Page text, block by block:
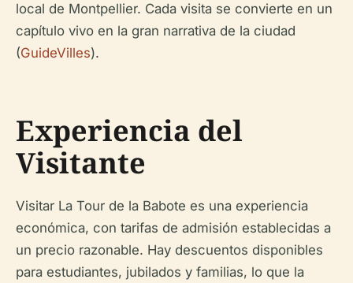
local de Montpellier. Cada visita se convierte en un
capítulo vivo en la gran narrativa de la ciudad
(GuideVilles).
Experiencia del
Visitante
Visitar La Tour de la Babote es una experiencia
económica, con tarifas de admisión establecidas a
un precio razonable. Hay descuentos disponibles
para estudiantes, jubilados y familias, lo que la